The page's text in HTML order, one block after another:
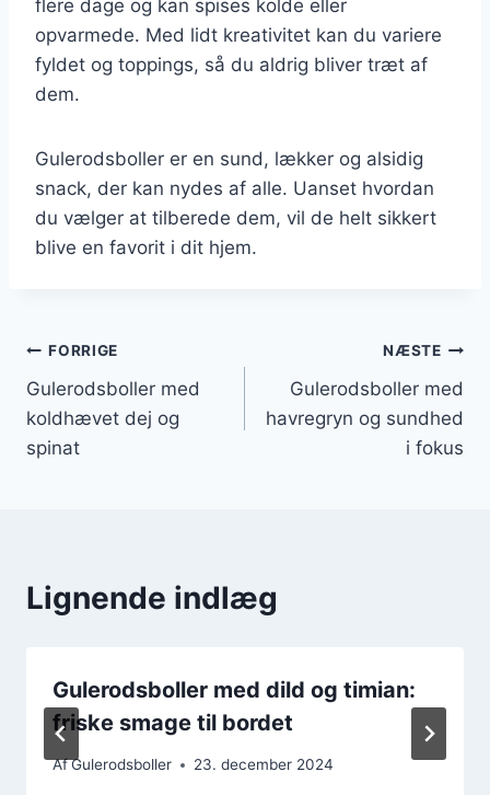
flere dage og kan spises kolde eller
opvarmede. Med lidt kreativitet kan du variere
fyldet og toppings, så du aldrig bliver træt af
dem.
Gulerodsboller er en sund, lækker og alsidig
snack, der kan nydes af alle. Uanset hvordan
du vælger at tilberede dem, vil de helt sikkert
blive en favorit i dit hjem.
Indlægsnavigation
FORRIGE
Gulerodsboller med
koldhævet dej og
spinat
NÆSTE
Gulerodsboller med
havregryn og sundhed
i fokus
Lignende indlæg
Gulerodsboller med dild og timian:
friske smage til bordet
AfGulerodsboller 23. december 2024